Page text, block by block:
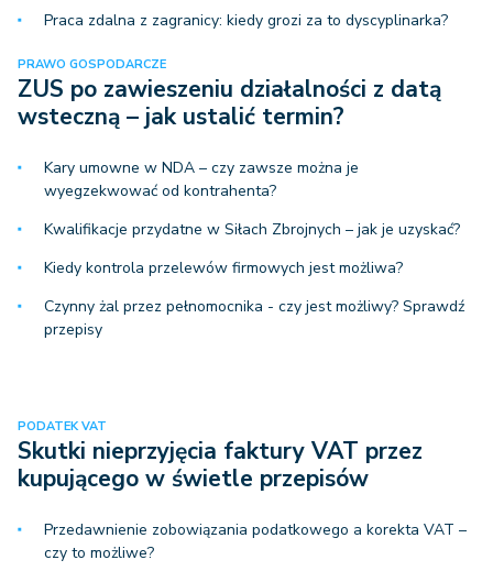
Praca zdalna z zagranicy: kiedy grozi za to dyscyplinarka?
PRAWO GOSPODARCZE
ZUS po zawieszeniu działalności z datą
wsteczną – jak ustalić termin?
Kary umowne w NDA – czy zawsze można je
wyegzekwować od kontrahenta?
Kwalifikacje przydatne w Siłach Zbrojnych – jak je uzyskać?
Kiedy kontrola przelewów firmowych jest możliwa?
Czynny żal przez pełnomocnika - czy jest możliwy? Sprawdź
przepisy
PODATEK VAT
Skutki nieprzyjęcia faktury VAT przez
kupującego w świetle przepisów
Przedawnienie zobowiązania podatkowego a korekta VAT –
czy to możliwe?